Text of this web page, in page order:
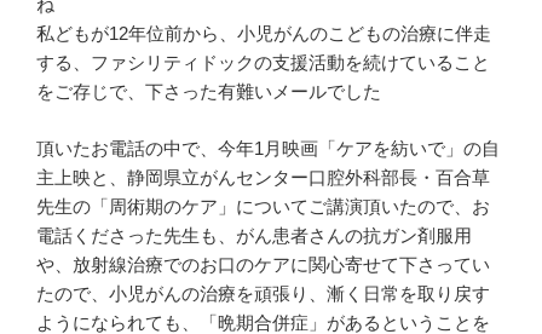
ね
私どもが12年位前から、小児がんのこどもの治療に伴走
する、ファシリティドックの支援活動を続けていること
をご存じで、下さった有難いメールでした
頂いたお電話の中で、今年1月映画「ケアを紡いで」の自
主上映と、静岡県立がんセンター口腔外科部長・百合草
先生の「周術期のケア」についてご講演頂いたので、お
電話くださった先生も、がん患者さんの抗ガン剤服用
や、放射線治療でのお口のケアに関心寄せて下さってい
たので、小児がんの治療を頑張り、漸く日常を取り戻す
ようになられても、「晩期合併症」があるということを